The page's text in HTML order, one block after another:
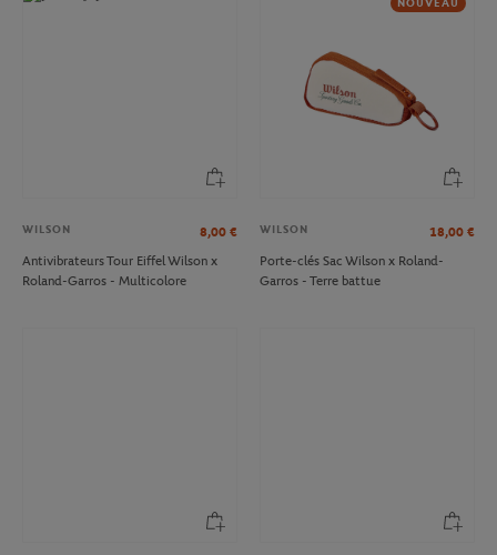
WILSON 8,00 €
Antivibrateurs Tour Eiffel Wilson x
Roland-Garros - Multicolore
NOUVEAU
WILSON 18,00 €
Porte-clés Sac Wilson x Roland-
Garros - Terre battue